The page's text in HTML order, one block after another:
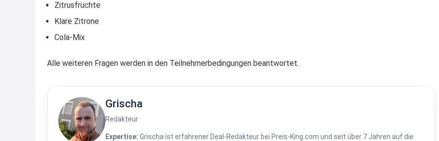
Zitrusfrüchte
Klare Zitrone
Cola-Mix
Alle weiteren Fragen werden in den Teilnehmerbedingungen beantwortet.
Grischa
Redakteur
Expertise: Grischa ist erfahrener Deal-Redakteur bei Preis-King.com und seit über 7 Jahren auf die